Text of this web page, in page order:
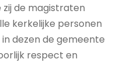
zij de magistraten
kerkelijke personen
dezen de gemeente
respect en